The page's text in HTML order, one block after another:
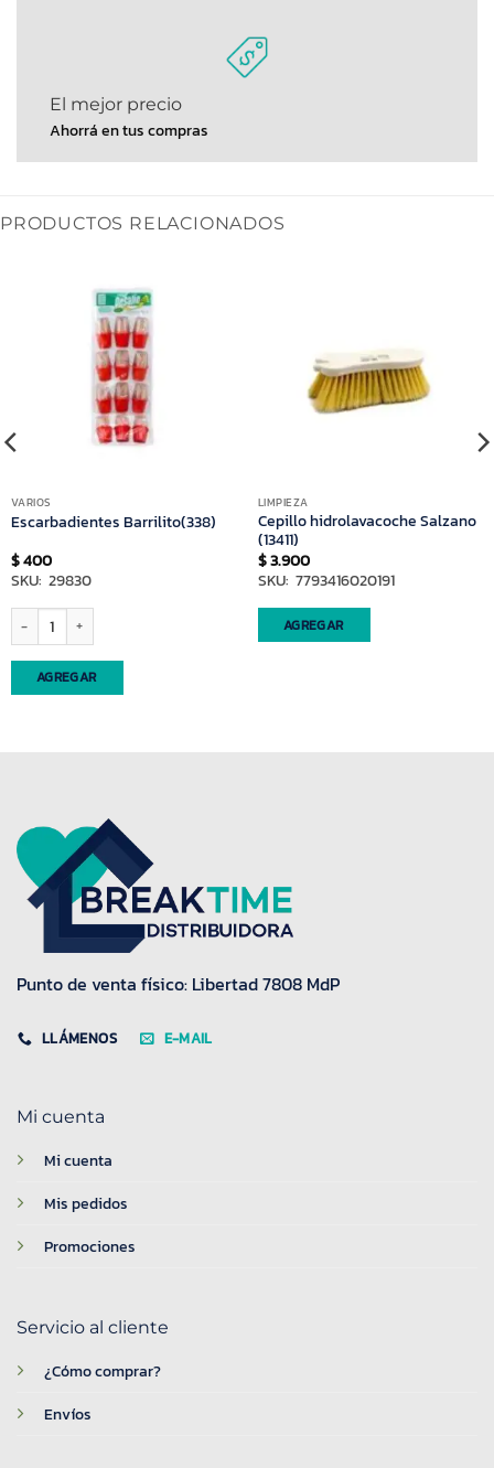
El mejor precio
Ahorrá en tus compras
PRODUCTOS RELACIONADOS
VARIOS
Escarbadientes Barrilito(338)
$400
SKU: 29830
Escarbadientes Barrilito(338) cantidad
AGREGAR
LIMPIEZA
Cepillo hidrolavacoche Salzano
(13411)
$3.900
SKU: 7793416020191
AGREGAR
cantidad
Punto de venta físico: Libertad 7808 MdP
LLÁMENOS E-MAIL
Mi cuenta
Mi cuenta
Mis pedidos
Promociones
Servicio al cliente
¿Cómo comprar?
Envíos